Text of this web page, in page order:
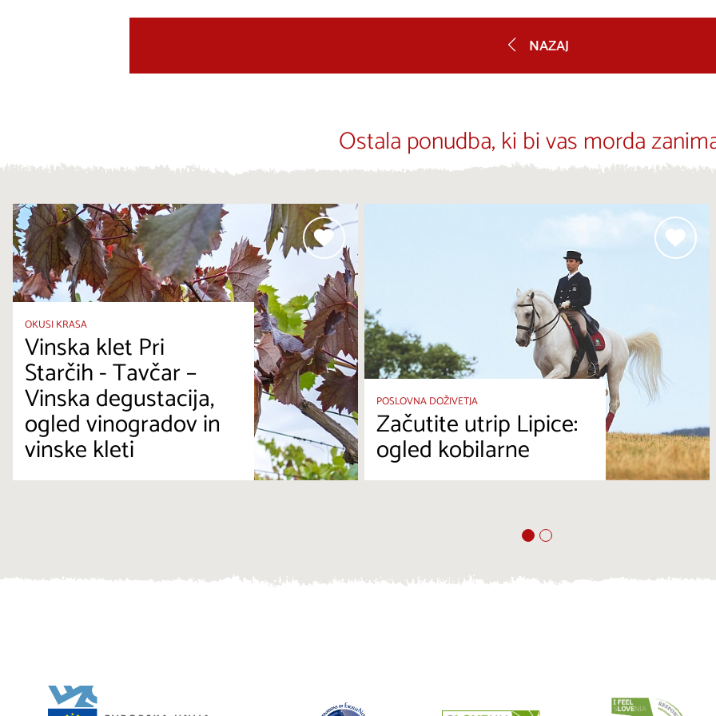
NAZAJ
Ostala ponudba, ki bi vas morda
OKUSI KRASA
Vinska klet Pri
Starčih - Tavčar –
Vinska degustacija,
ogled vinogradov in
vinske kleti
POSLOVNA DOŽIVETJA
Začutite utrip Lipice:
ogled kobilarne